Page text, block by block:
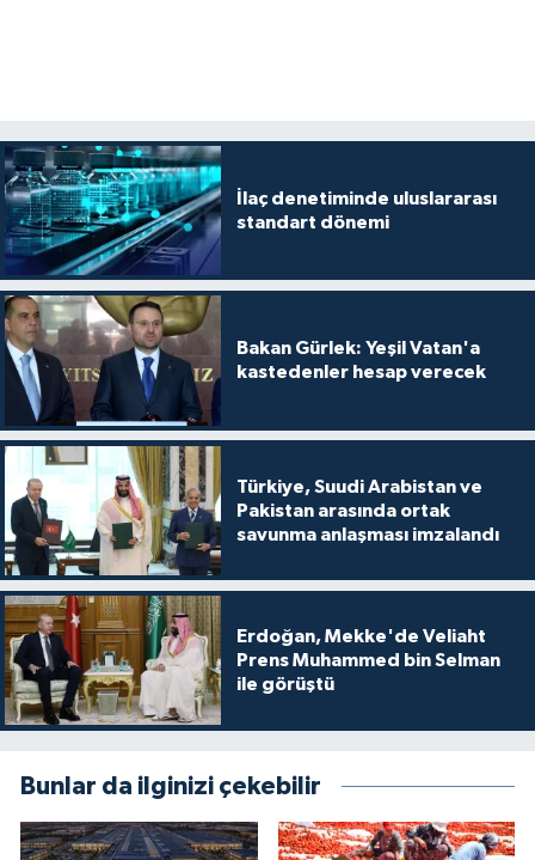
İlaç denetiminde uluslararası
standart dönemi
Bakan Gürlek: Yeşil Vatan'a
kastedenler hesap verecek
Türkiye, Suudi Arabistan ve
Pakistan arasında ortak
savunma anlaşması imzalandı
Erdoğan, Mekke'de Veliaht
Prens Muhammed bin Selman
ile görüştü
Bunlar da ilginizi çekebilir